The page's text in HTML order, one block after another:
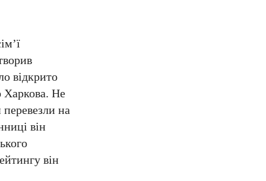
відкрито
Харкова. Не
на
він
він